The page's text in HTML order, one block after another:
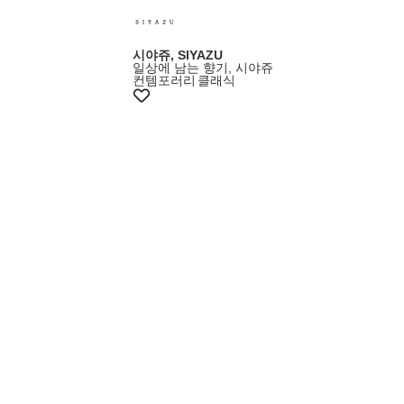
시야쥬, SIYAZU
일상에 남는 향기, 시야쥬
컨템포러리 클래식